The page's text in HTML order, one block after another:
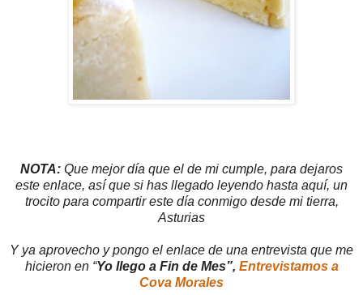
NOTA: Que mejor día que el de mi cumple, para dejaros
este enlace, así que si has llegado leyendo hasta aquí, un
trocito para compartir este día conmigodesde mi tierra,
Asturias
Y ya aprovecho y pongo el enlace de una entrevista que me
hicieron en “Yo llego a Fin de Mes”, Entrevistamos a
Cova Morales